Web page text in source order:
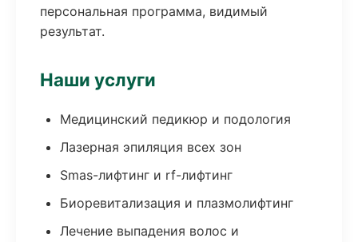
персональная программа, видимый
результат.
Наши услуги
Медицинский педикюр и подология
Лазерная эпиляция всех зон
Smas-лифтинг и rf-лифтинг
Биоревитализация и плазмолифтинг
Лечение выпадения волос и